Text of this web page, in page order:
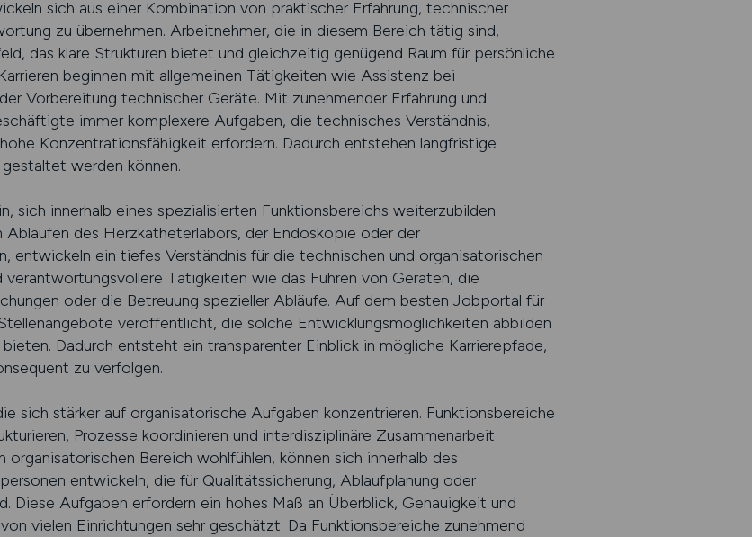
sich aus einer Kombination von praktischer Erfahrung, technischer
zu übernehmen. Arbeitnehmer, die in diesem Bereich tätig sind,
das klare Strukturen bietet und gleichzeitig genügend Raum für persönliche
beginnen mit allgemeinen Tätigkeiten wie Assistenz bei
Vorbereitung technischer Geräte. Mit zunehmender Erfahrung und
immer komplexere Aufgaben, die technisches Verständnis,
Konzentrationsfähigkeit erfordern. Dadurch entstehen langfristige
werden können.
sich innerhalb eines spezialisierten Funktionsbereichs weiterzubilden.
des Herzkatheterlabors, der Endoskopie oder der
entwickeln ein tiefes Verständnis für die technischen und organisatorischen
verantwortungsvollere Tätigkeiten wie das Führen von Geräten, die
oder die Betreuung spezieller Abläufe. Auf dem besten Jobportal für
veröffentlicht, die solche Entwicklungsmöglichkeiten abbilden
Dadurch entsteht ein transparenter Einblick in mögliche Karrierepfade,
zu verfolgen.
sich stärker auf organisatorische Aufgaben konzentrieren. Funktionsbereiche
Prozesse koordinieren und interdisziplinäre Zusammenarbeit
Bereich wohlfühlen, können sich innerhalb des
entwickeln, die für Qualitätssicherung, Ablaufplanung oder
Diese Aufgaben erfordern ein hohes Maß an Überblick, Genauigkeit und
vielen Einrichtungen sehr geschätzt. Da Funktionsbereiche zunehmend